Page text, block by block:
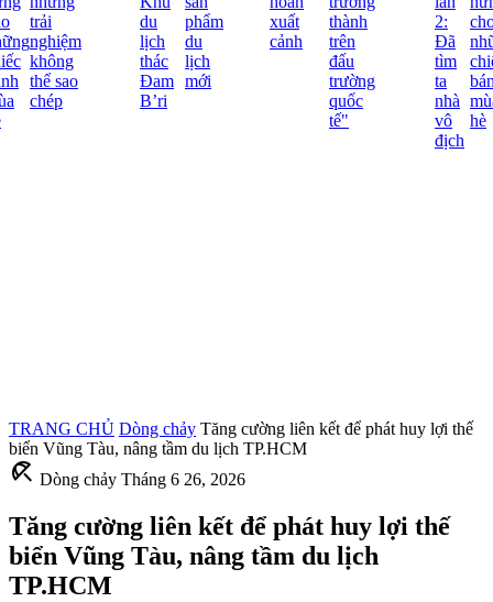
trải
nghiệm
không
thể sao
chép
du
lịch
thác
Đam
B’ri
phẩm
du
lịch
mới
xuất
cảnh
thành
trên
đấu
trường
quốc
tế"
2:
Đã
tìm
ta
nhà
vô
địch
cho
hè
TRANG CHỦ Dòng chảy Tăng cường liên kết để phát huy lợi thế
biển Vũng Tàu, nâng tầm du lịch TP.HCM
beach_access Dòng chảy Tháng 6 26, 2026
Tăng cường liên kết để phát huy lợi thế
biển Vũng Tàu, nâng tầm du lịch
TP.HCM